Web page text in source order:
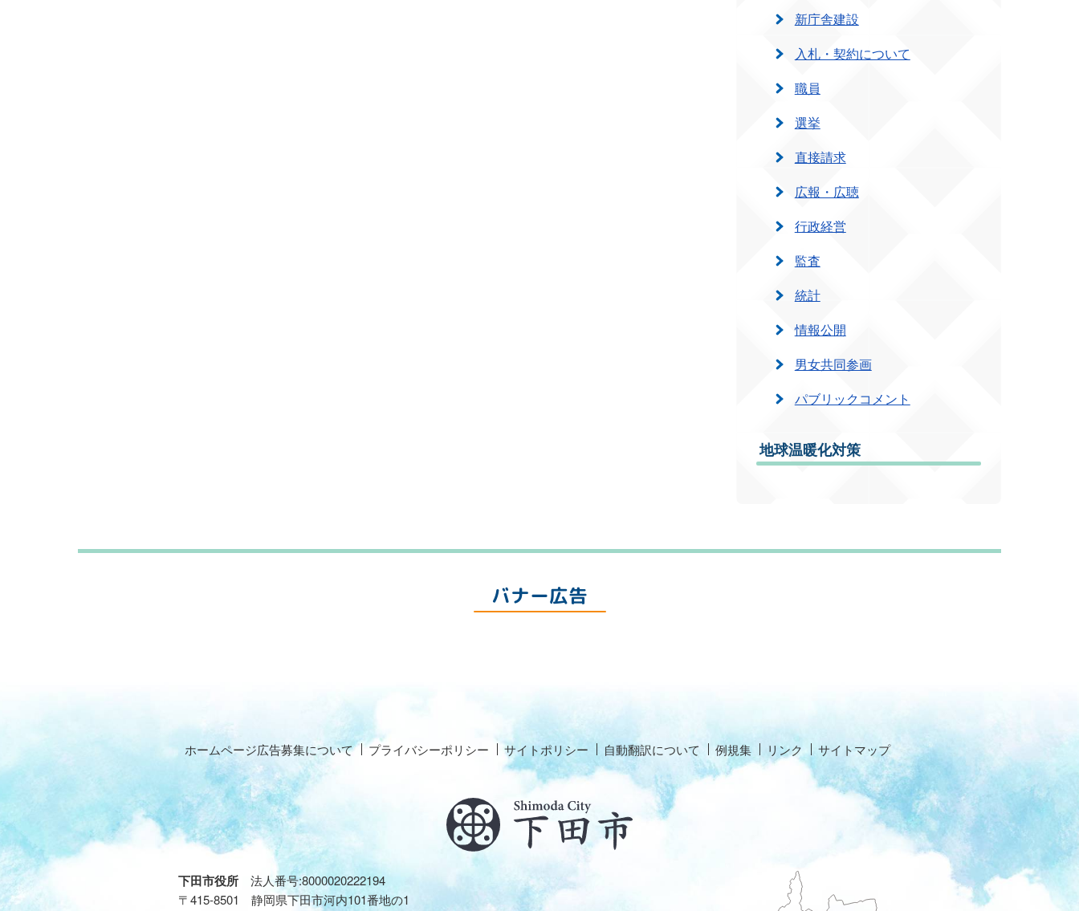
新庁舎建設
入札・契約について
職員
選挙
直接請求
広報・広聴
行政経営
監査
統計
情報公開
男女共同参画
パブリックコメント
地球温暖化対策
バナー広告
ホームページ広告募集について プライバシーポリシー サイトポリシー 自動翻訳について 例規集 リンク サイトマップ
下田市役所 法人番号:8000020222194
〒415-8501 静岡県下田市河内101番地の1